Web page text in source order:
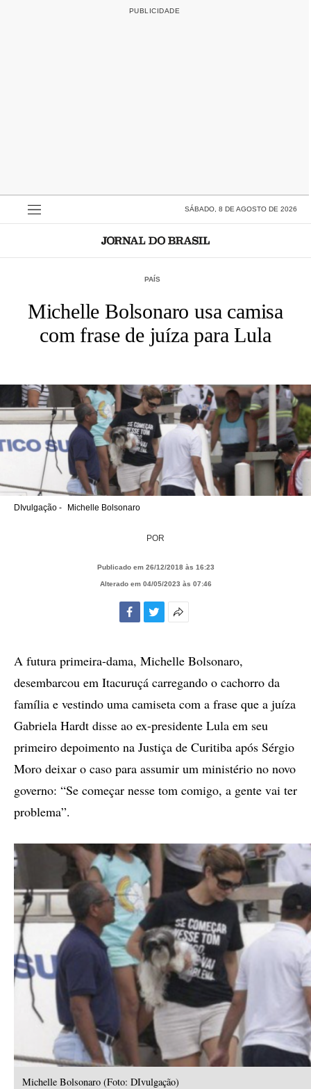
SÁBADO, 8 DE AGOSTO DE 2026
PAÍS
Michelle Bolsonaro usa camisa
com frase de juíza para Lula
DIvulgação - Michelle Bolsonaro
POR
Publicado em 26/12/2018 às 16:23
Alterado em 04/05/2023 às 07:46
compartilhamento
A futura primeira-dama, Michelle Bolsonaro,
desembarcou em Itacuruçá carregando o cachorro da
família e vestindo uma camiseta com a frase que a juíza
Gabriela Hardt disse ao ex-presidente Lula em seu
primeiro depoimento na Justiça de Curitiba após Sérgio
Moro deixar o caso para assumir um ministério no novo
governo: “Se começar nesse tom comigo, a gente vai ter
problema”.
Michelle Bolsonaro (Foto: DIvulgação)